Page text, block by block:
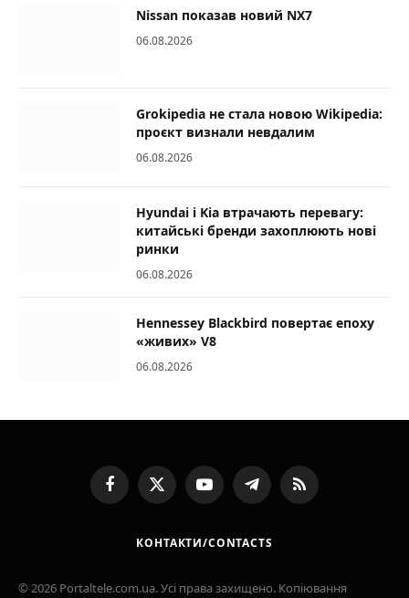
Nissan показав новий NX7
06.08.2026
Grokipedia не стала новою Wikipedia:
проєкт визнали невдалим
06.08.2026
Hyundai і Kia втрачають перевагу:
китайські бренди захоплюють нові
ринки
06.08.2026
Hennessey Blackbird повертає епоху
«живих» V8
06.08.2026
FacebookX
(Twitter)
YouTubeTelegramRSS
КОНТАКТИ/CONTACTS
© 2026 Portaltele.com.ua. Усі права захищено. Копіювання